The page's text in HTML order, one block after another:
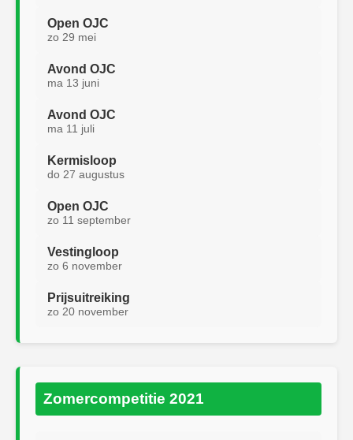
Open OJC
zo 29 mei
Avond OJC
ma 13 juni
Avond OJC
ma 11 juli
Kermisloop
do 27 augustus
Open OJC
zo 11 september
Vestingloop
zo 6 november
Prijsuitreiking
zo 20 november
Zomercompetitie 2021